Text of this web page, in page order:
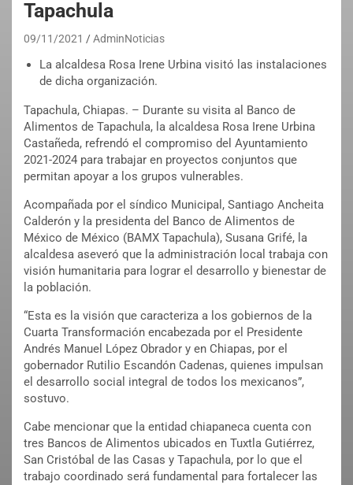
Tapachula
09/11/2021 AdminNoticias
La alcaldesa Rosa Irene Urbina visitó las instalaciones
de dicha organización.
Tapachula, Chiapas. – Durante su visita al Banco de
Alimentos de Tapachula, la alcaldesa Rosa Irene Urbina
Castañeda, refrendó el compromiso del Ayuntamiento
2021-2024 para trabajar en proyectos conjuntos que
permitan apoyar a los grupos vulnerables.
Acompañada por el síndico Municipal, Santiago Ancheita
Calderón y la presidenta del Banco de Alimentos de
México de México (BAMX Tapachula), Susana Grifé, la
alcaldesa aseveró que la administración local trabaja con
visión humanitaria para lograr el desarrollo y bienestar de
la población.
“Esta es la visión que caracteriza a los gobiernos de la
Cuarta Transformación encabezada por el Presidente
Andrés Manuel López Obrador y en Chiapas, por el
gobernador Rutilio Escandón Cadenas, quienes impulsan
el desarrollo social integral de todos los mexicanos”,
sostuvo.
Cabe mencionar que la entidad chiapaneca cuenta con
tres Bancos de Alimentos ubicados en Tuxtla Gutiérrez,
San Cristóbal de las Casas y Tapachula, por lo que el
trabajo coordinado será fundamental para fortalecer las